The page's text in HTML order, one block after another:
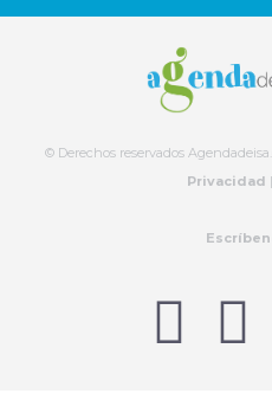
© Derechos reservados
Privacidad |